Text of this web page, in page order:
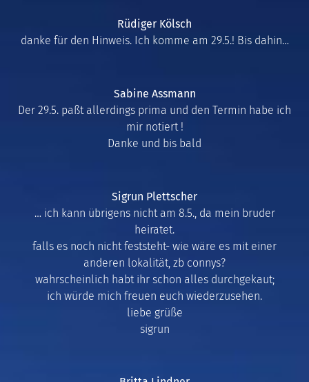
Rüdiger Kölsch
danke für den Hinweis. Ich komme am 29.5.! Bis dahin…
Sabine Assmann
Der 29.5. paßt allerdings prima und den Termin habe ich
mir notiert !
Danke und bis bald
Sigrun Plettscher
… ich kann übrigens nicht am 8.5., da mein bruder
heiratet.
falls es noch nicht feststeht- wie wäre es mit einer
anderen lokalität, zb connys?
wahrscheinlich habt ihr schon alles durchgekaut;
ich würde mich freuen euch wiederzusehen.
liebe grüße
sigrun